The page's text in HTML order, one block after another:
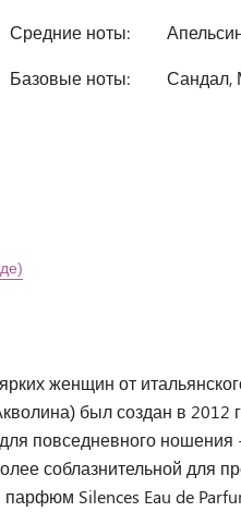
Средние ноты:
Базовые ноты:
Сандал,
женщин от
был создан в
повседневного
соблазнительной для
Silences Eau de